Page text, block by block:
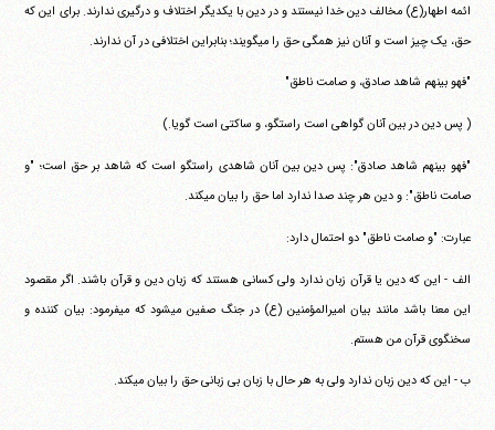
ائمه اطهار(ع) مخالف دین خدا نیستند و در دین با یکدیگر اختلاف و درگیری ندارند. برای این که
حق، یک چیز است و آنان نیز همگی حق را می‎گویند؛ بنابراین اختلافی در آن ندارند.
"فهو بینهم شاهد صادق، و صامت ناطق"
( پس دین در بین آنان گواهی است راستگو، و ساکتی است گویا.)
"فهو بینهم شاهد صادق": پس دین بین آنان شاهدی راستگو است که شاهد بر حق است؛ "و
صامت ناطق": و دین هر چند صدا ندارد اما حق را بیان می‎کند.
عبارت: "و صامت ناطق" دو احتمال دارد:
الف - این که دین یا قرآن زبان ندارد ولی کسانی هستند که زبان دین و قرآن باشند. اگر مقصود
این معنا باشد مانند بیان امیرالمؤمنین (ع) در جنگ صفین می‎شود که می‎فرمود: بیان کننده و
سخنگوی قرآن من هستم.
ب - این که دین زبان ندارد ولی به هر حال با زبان بی زبانی حق را بیان می‎کند.